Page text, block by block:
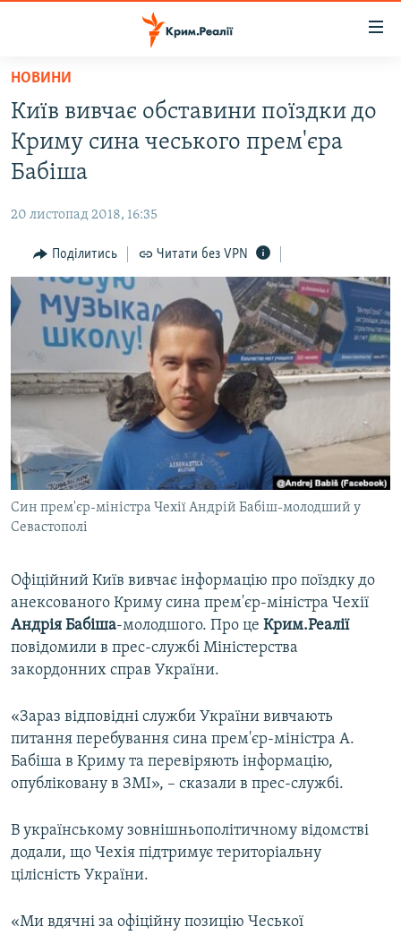
Перейти
основного
матеріалу
Перейти
до
основної
Перейти
до
пошуку
ВІДЕО ТА ФОТО
БЛОГИ
ПОГЛЯД
ІНТЕРВ'Ю
ВСЕ ЗА ДЕНЬ
СПЕЦПРОЕКТИ
ДЕПОРТАЦІЯ
ВІДЕОУРОКИ «ELIFBE»
СВІДЧЕННЯ ОКУПАЦІЇ
УКРАЇНСЬКА ПРОБЛЕМА КРИМУ
ІНФОГРАФІКА
ЯК ОБІЙТИ БЛОКУВАННЯ
Русский
Qırımtatar
ДОЛУЧАЙСЯ!
Усі сайти RFE/RL
НОВИНИ
Київ вивчає обставини поїздки до
Криму сина чеського прем'єра
Бабіша
20 листопад 2018, 16:35
Поділитись Читати без VPN
Син прем'єр-міністра Чехії Андрій Бабіш-молодший у
Севастополі
Офіційний Київ вивчає інформацію про поїздку до
анексованого Криму сина прем'єр-міністра Чехії
Андрія Бабіша-молодшого. Про це Крим.Реалії
повідомили в прес-службі Міністерства
закордонних справ України.
«Зараз відповідні служби України вивчають
питання перебування сина прем'єр-міністра А.
Бабіша в Криму та перевіряють інформацію,
опубліковану в ЗМІ», – сказали в прес-службі.
В українському зовнішньополітичному відомстві
додали, що Чехія підтримує територіальну
цілісність України.
«Ми вдячні за офіційну позицію Чеської